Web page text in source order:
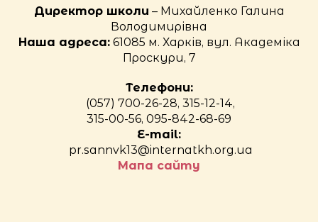
Директор школи – Михайленко Галина
Володимирівна
Наша адреса:61085 м. Харків, вул. Академіка
Проскури, 7
Телефони:
(057) 700-26-28, 315-12-14,
315-00-56, 095-842-68-69
E-mail:
pr.sannvk13@internatkh.org.ua
Мапа сайту